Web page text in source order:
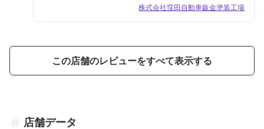
株式会社窪田自動車鈑金塗装工場
この店舗のレビューをすべて表示する
店舗データ